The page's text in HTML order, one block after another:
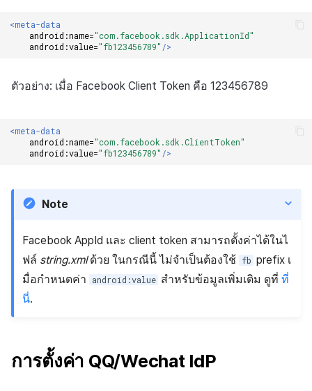
<meta-data
android:name="com.facebook.sdk.ApplicationId"
android:value="fb123456789" />
ตัวอย่าง: เมื่อ Facebook Client Token คือ 123456789
<meta-data
android:name="com.facebook.sdk.ClientToken"
android:value="fb123456789" />
Note
Facebook AppId และ client token สามารถตั้งค่าได้ในไ
ฟล์ string.xmlด้วย ในกรณีนี้ ไม่จำเป็นต้องใช้ fb prefix เ
มื่อกำหนดค่า
android:value สำหรับข้อมูลเพิ่มเติม ดูที่ที่
นี่.
การตั้งค่า QQ/Wechat IdP